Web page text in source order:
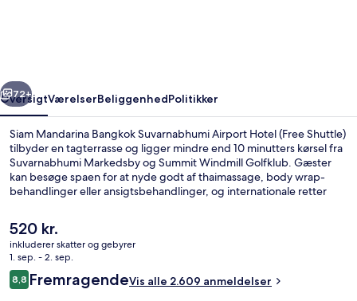
(Free
Shuttle)
Næste
72+
OversigtVærelserBeliggenhedPolitikker
Siam Mandarina Bangkok Suvarnabhumi Airport Hotel (Free Shuttle)
tilbyder en tagterrasse og ligger mindre end 10 minutters kørsel fra
Suvarnabhumi Markedsby og Summit Windmill Golfklub. Gæster
kan besøge spaen for at nyde godt af thaimassage, body wrap-
behandlinger eller ansigtsbehandlinger, og internationale retter
og aftensmad. Andre højdepunkter på dette hotel med
luksusfaciliteter omfatter en udendørs pool, gratis
lufthavnstransport og en bar/lounge. Rejsende har kun godt at sige
om stedets hjælpsomme personale og morgenmad.
Den
nuværende
pris
er
520 kr.
520 kr.
inkluderer skatter og gebyrer
1. sep. - 2. sep.
Anmeldelser
8,88,8 ud af 10.
FremragendeVis alle 2.609 anmeldelser